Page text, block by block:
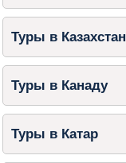
Туры в Казахстан
Туры в Канаду
Туры в Катар